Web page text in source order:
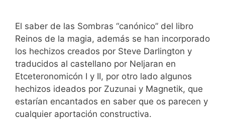
El saber de las Sombras “canónico” del libro
Reinos de la magia, además se han incorporado
los hechizos creados por Steve Darlington y
traducidos al castellano por Neljaran en
Etceteronomicón I y II, por otro lado algunos
hechizos ideados por Zuzunai y Magnetik, que
estarían encantados en saber que os parecen y
cualquier aportación constructiva.